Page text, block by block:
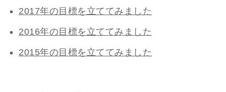
2017年の目標を立ててみました
2016年の目標を立ててみました
2015年の目標を立ててみました